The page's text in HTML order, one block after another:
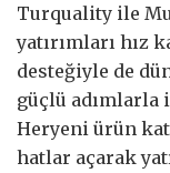
Turquality ile
yatırımları hız
desteğiyle de
güçlü adımlarla
Heryeni ürün
hatlar açarak